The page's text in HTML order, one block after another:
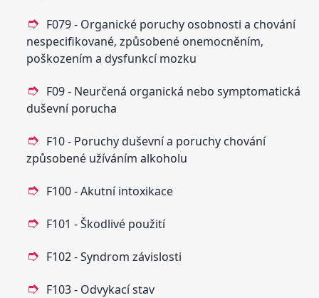
F079 - Organické poruchy osobnosti a chování
nespecifikované‚ způsobené onemocněním‚
poškozením a dysfunkcí mozku
F09 - Neurčená organická nebo symptomatická
duševní porucha
F10 - Poruchy duševní a poruchy chování
způsobené užíváním alkoholu
F100 - Akutní intoxikace
F101 - Škodlivé použití
F102 - Syndrom závislosti
F103 - Odvykací stav